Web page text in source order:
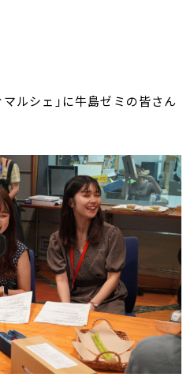
ルシェ」に牛島ゼミの皆さん